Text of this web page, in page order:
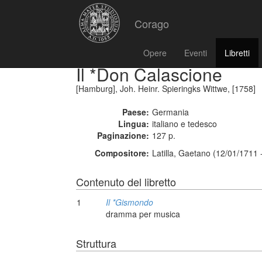
Corago
Opere Eventi Libretti
Il *Don Calascione
[Hamburg], Joh. Heinr. Spieringks Wittwe, [1758]
Paese: Germania
Lingua: italiano e tedesco
Paginazione: 127 p.
Compositore: Latilla, Gaetano (12/01/1711
Contenuto del libretto
1
Il *Gismondo
dramma per musica
Struttura